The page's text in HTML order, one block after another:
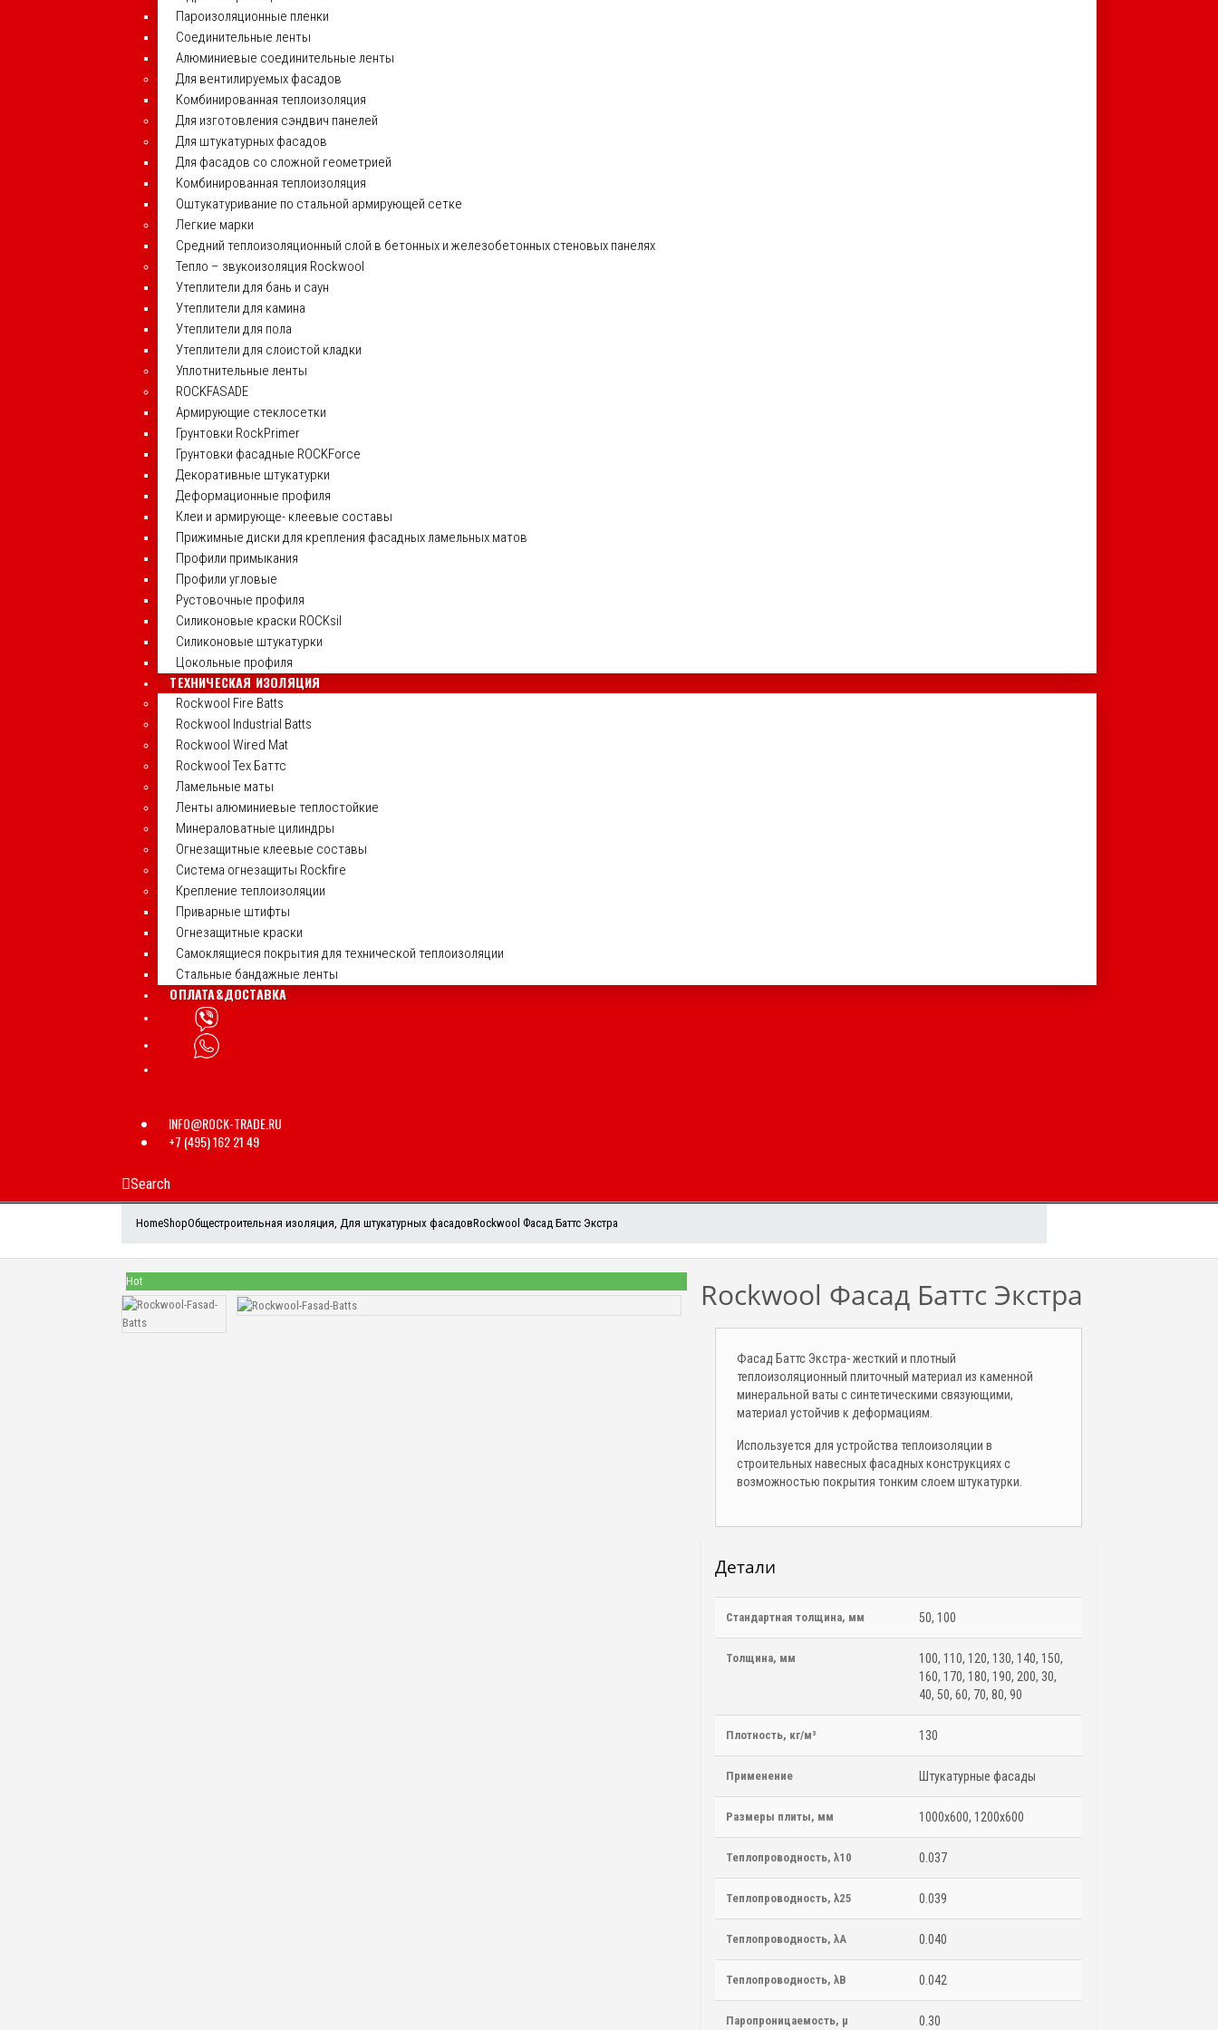
Пароизоляционные пленки
Соединительные ленты
Алюминиевые соединительные ленты
Для вентилируемых фасадов
Комбинированная теплоизоляция
Для изготовления сэндвич панелей
Для штукатурных фасадов
Для фасадов со сложной геометрией
Комбинированная теплоизоляция
Оштукатуривание по стальной армирующей сетке
Легкие марки
Средний теплоизоляционный слой в бетонных и железобетонных стеновых панелях
Тепло – звукоизоляция Rockwool
Утеплители для бань и саун
Утеплители для камина
Утеплители для пола
Утеплители для слоистой кладки
Уплотнительные ленты
ROCKFASADE
Армирующие стеклосетки
Грунтовки RockPrimer
Грунтовки фасадные ROCKForce
Декоративные штукатурки
Деформационные профиля
Клеи и армирующе- клеевые составы
Прижимные диски для крепления фасадных ламельных матов
Профили примыкания
Профили угловые
Рустовочные профиля
Силиконовые краски ROCKsil
Силиконовые штукатурки
Цокольные профиля
ТЕХНИЧЕСКАЯ ИЗОЛЯЦИЯ
Rockwool Fire Batts
Rockwool Industrial Batts
Rockwool Wired Mat
Rockwool Тех Баттс
Ламельные маты
Ленты алюминиевые теплостойкие
Минераловатные цилиндры
Огнезащитные клеевые составы
Система огнезащиты Rockfire
Крепление теплоизоляции
Приварные штифты
Огнезащитные краски
Самоклящиеся покрытия для технической теплоизоляции
Стальные бандажные ленты
ОПЛАТА&ДОСТАВКА
INFO@ROCK-TRADE.RU
+7 (495) 162 21 49
Search
HomeShopОбщестроительная изоляция,Для штукатурных фасадовRockwool Фасад Баттс Экстра
Hot Rockwool Фасад Баттс Экстра
Фасад Баттс Экстра- жесткий и плотный
теплоизоляционный плиточный материал из каменной
минеральной ваты с синтетическими связующими,
материал устойчив к деформациям.
Используется для устройства теплоизоляции в
строительных навесных фасадных конструкциях с
возможностью покрытия тонким слоем штукатурки.
Детали
Стандартная толщина, мм 50, 100
Толщина, мм
100, 110, 120, 130, 140, 150,
160, 170, 180, 190, 200, 30,
40, 50, 60, 70, 80, 90
Плотность, кг/м³ 130
Применение Штукатурные фасады
Размеры плиты, мм 1000х600, 1200х600
Теплопроводность, λ10 0.037
Теплопроводность, λ25 0.039
Теплопроводность, λA 0.040
Теплопроводность, λB 0.042
Паропроницаемость, μ 0.30